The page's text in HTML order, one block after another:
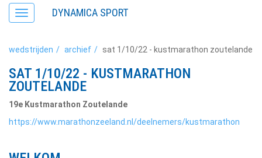
Toggle
navigation
DYNAMICA SPORT
wedstrijden archief sat 1/10/22 - kustmarathon zoutelande
SAT 1/10/22 - KUSTMARATHON
ZOUTELANDE
19e Kustmarathon Zoutelande
https://www.marathonzeeland.nl/deelnemers/kustmarathon